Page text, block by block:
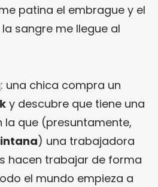
patina el embrague y el
sangre me llegue al
: una chica compra un
y descubre que tiene una
la que (presuntamente,
) una trabajadora
hacen trabajar de forma
el mundo empieza a